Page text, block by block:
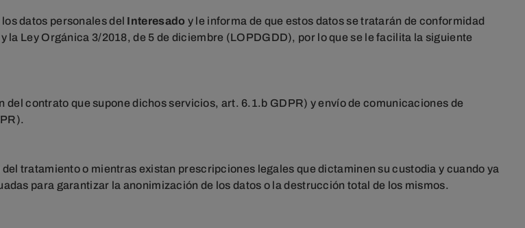
los datos personales del Interesado y le informa de que estos datos se tratarán de conformidad
Ley Orgánica 3/2018, de 5 de diciembre (LOPDGDD), por lo que se le facilita la siguiente
contrato que supone dichos servicios, art. 6.1.b GDPR) y envío de comunicaciones de
tratamiento o mientras existan prescripciones legales que dictaminen su custodia y cuando ya
para garantizar la anonimización de los datos o la destrucción total de los mismos.